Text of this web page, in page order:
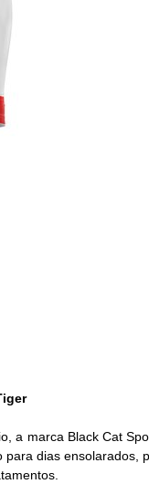
a marca Black Cat
dias ensolarados,